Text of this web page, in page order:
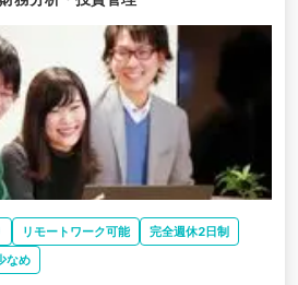
リモートワーク可能
完全週休2日制
なめ